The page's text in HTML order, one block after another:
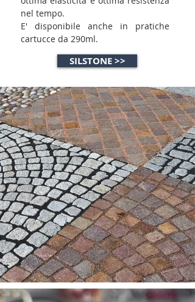
nel tempo.
E' disponibile anche in pratiche
cartucce da 290ml.
SILSTONE >>